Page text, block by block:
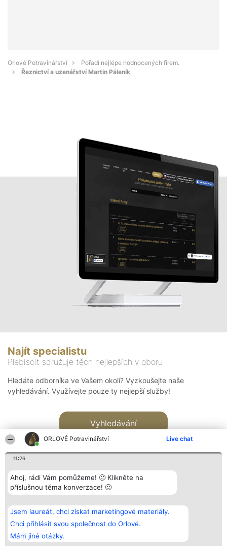
ORLOVÉ Potravinářství Live chat
11:26
Ahoj, rádi Vám pomůžeme! 🙂 Klikněte na
příslušnou téma konverzace! 🙂
Jsem laureát, chci získat marketingové materiály.
Chci přihlásit svou společnost do Orlové.
Mám jiné otázky.
Orlové Potravinářství
Pořadí nejlépe hodnocených firem.
Řeznictví a uzenářství Martin Páleník
Najít specialistu
Plebiscit sdružuje těch nejlepších v oboru
Hledáte odborníka ve Vašem okolí? Vyzkoušejte naše
vyhledávání. Využívejte pouze ty nejlepší služby!
Vyhledávání
Bright Side Solutions sp. z o.
o. sp. k.
ul. Ruska 22
Wrocław 50-079
KRS 0000749100 | Regon
381313360 | NIP 8943132676
Vítězové
Seznam všech
laureátů
Zásady
Zásady
Kontakt